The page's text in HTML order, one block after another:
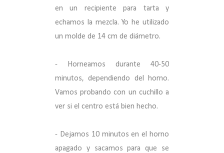
en un recipiente para tarta y
echamos la mezcla. Yo he utilizado
un molde de 14 cm de diámetro.
- Horneamos durante 40-50
minutos, dependiendo del horno.
Vamos probando con un cuchillo a
ver si el centro está bien hecho.
- Dejamos 10 minutos en el horno
apagado y sacamos para que se